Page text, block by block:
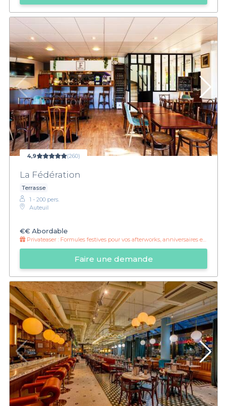
4,9 (260)
La Fédération
Terrasse
1 - 200 pers.
Auteuil
€€ Abordable
Privateaser : Formules festives pour vos afterworks, anniversaires et fêtes de famille !
Faire une demande